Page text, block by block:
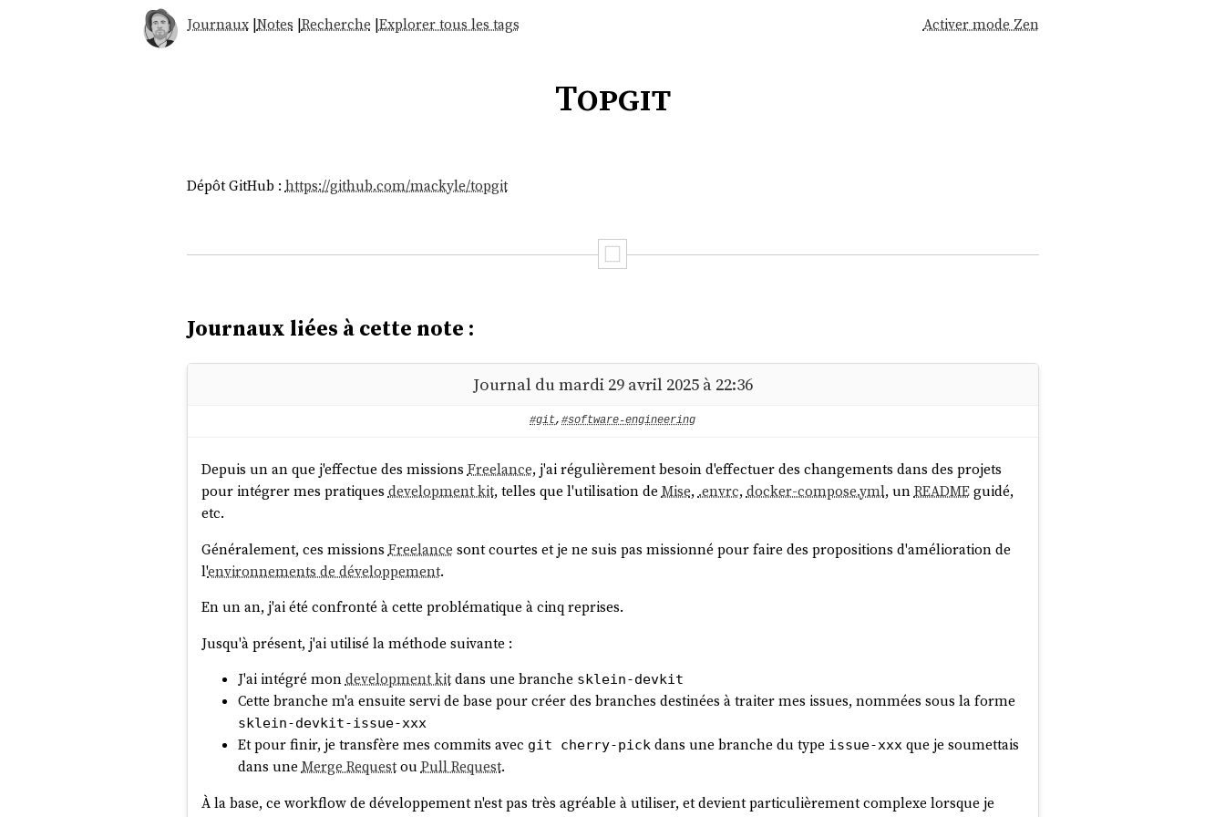
Journaux|Notes |Recherche |Explorer tous les tags Activer mode Zen
Topgit
Dépôt GitHub : https://github.com/mackyle/topgit
Journaux liées à cette note :
Journal du mardi 29 avril 2025 à 22:36
#git, #software-engineering
Depuis un an que j'effectue des missions Freelance, j'ai régulièrement besoin d'effectuer des changements dans des projets
pour intégrer mes pratiques development kit, telles que l'utilisation de Mise, .envrc, docker-compose.yml, unREADMEguidé,
etc.
Généralement, ces missions Freelance sont courtes et je ne suis pas missionné pour faire des propositions d'amélioration de
l'environnements de développement.
En un an, j'ai été confronté à cette problématique à cinq reprises.
Jusqu'à présent, j'ai utilisé la méthode suivante :
J'ai intégré mondevelopment kitdans une branche sklein-devkit
Cette branche m'a ensuite servi de base pour créer des branches destinées à traiter mes issues, nommées sous la forme
sklein-devkit-issue-xxx
Et pour finir, je transfère mes commits avec git cherry-pickdans une branche du type issue-xxxque je soumettais
dans une Merge Requestou Pull Request.
À la base, ce workflow de développement n'est pas très agréable à utiliser, et devient particulièrement complexe lorsque je